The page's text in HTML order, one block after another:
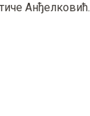
Анђелковић.